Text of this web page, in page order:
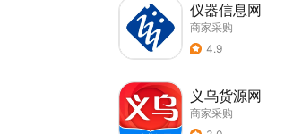
仪器信息网
商家采购
4.9
义乌货源网
商家采购